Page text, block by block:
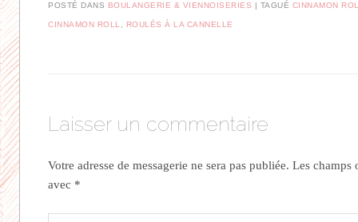
POSTÉ DANS BOULANGERIE & VIENNOISERIES TAGUÉ CINNAMON
CINNAMON ROLL , ROULÉS À LA CANNELLE
Laisser un commentaire
Votre adresse de messagerie ne sera pas publiée. Les champs
avec *